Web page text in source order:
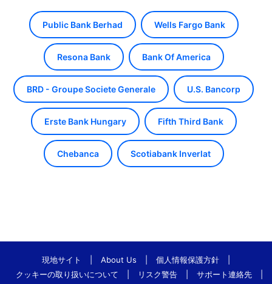
Public Bank Berhad Wells Fargo Bank
Resona Bank Bank Of America
BRD - Groupe Societe Generale U.S. Bancorp
Erste Bank Hungary Fifth Third Bank
Chebanca Scotiabank Inverlat
現地サイト About Us 個人情報保護方針
クッキーの取り扱いについて
リスク警告 サポート連絡先